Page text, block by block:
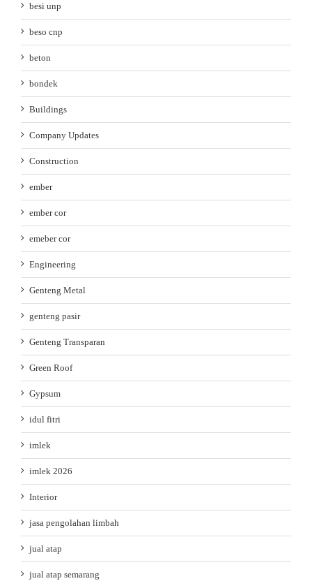
besi unp
beso cnp
beton
bondek
Buildings
Company Updates
Construction
ember
ember cor
emeber cor
Engineering
Genteng Metal
genteng pasir
Genteng Transparan
Green Roof
Gypsum
idul fitri
imlek
imlek 2026
Interior
jasa pengolahan limbah
jual atap
jual atap semarang